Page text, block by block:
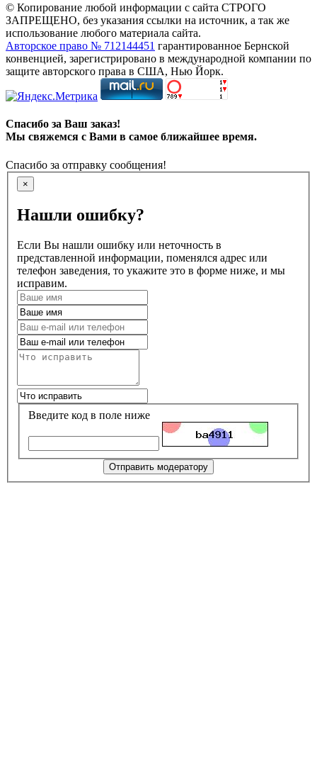
© Копирование любой информации с сайта СТРОГО
ЗАПРЕЩЕНО, без указания ссылки на источник, а так же
использование любого материала сайта.
Авторское право № 712144451 гарантированное Бернской
конвенцией, зарегистрировано в международной компании по
защите авторского права в США, Нью Йорк.
Спасибо за Ваш заказ!
Мы свяжемся с Вами в самое ближайшее время.
Спасибо за отправку сообщения!
×
Нашли ошибку?
Если Вы нашли ошибку или неточность в
представленной информации, поменялся адрес или
телефон заведения, то укажите это в форме ниже, и мы
исправим.
Введите код в поле ниже
Отправить модератору